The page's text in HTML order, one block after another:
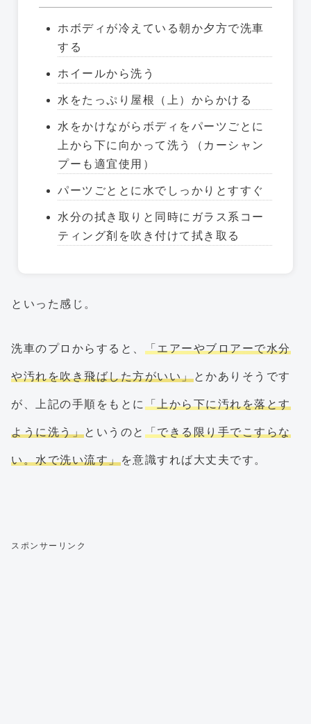
ホボディが冷えている朝か夕方で洗車
する
ホイールから洗う
水をたっぷり屋根（上）からかける
水をかけながらボディをパーツごとに
上から下に向かって洗う（カーシャン
プーも適宜使用）
パーツごととに水でしっかりとすすぐ
水分の拭き取りと同時にガラス系コー
ティング剤を吹き付けて拭き取る
といった感じ。
洗車のプロからすると、 「エアーやブロアーで水分
や汚れを吹き飛ばした方がいい」とかありそうです
が、上記の手順をもとに 「上から下に汚れを落とす
ように洗う」というのと 「できる限り手でこすらな
い。水で洗い流す」を意識すれば大丈夫です。
スポンサーリンク